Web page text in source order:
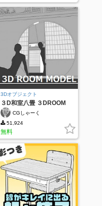
3Dオブジェクト
３D和室八畳 ３DROOM
MODELCGしゃーく
51,924
無料